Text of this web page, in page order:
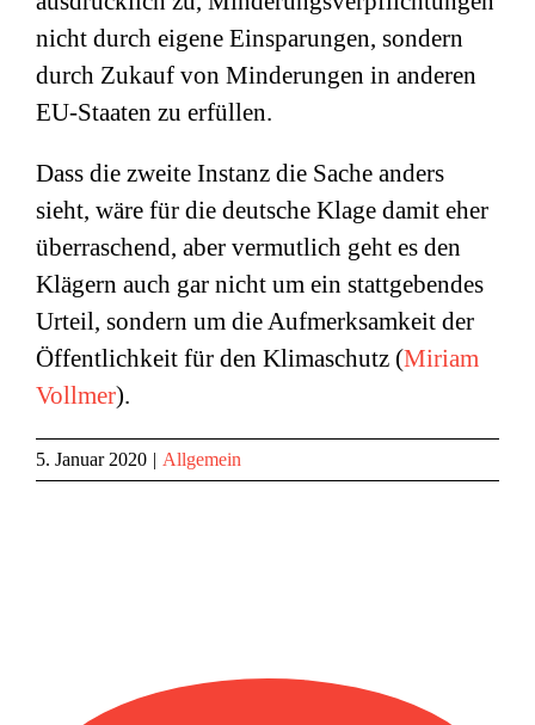
nicht durch eigene Einsparungen, sondern
durch Zukauf von Minderungen in anderen
EU-Staaten zu erfüllen.
Dass die zweite Instanz die Sache anders
sieht, wäre für die deutsche Klage damit eher
überraschend, aber vermutlich geht es den
Klägern auch gar nicht um ein stattgebendes
Urteil, sondern um die Aufmerksamkeit der
Öffentlichkeit für den Klimaschutz (Miriam
Vollmer).
5. Januar 2020 | Allgemein